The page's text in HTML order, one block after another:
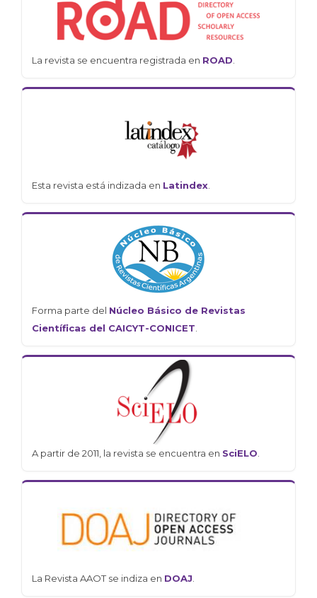
La revista se encuentra registrada en ROAD.
Esta revista está indizada en Latindex.
Forma parte del Núcleo Básico de Revistas
Científicas del CAICYT-CONICET.
A partir de 2011, la revista se encuentra en SciELO.
La Revista AAOT se indiza en DOAJ.